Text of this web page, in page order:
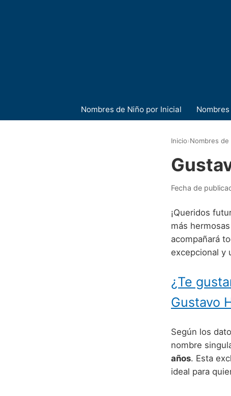
Nombres de Niño por Inicial
Inicio›Nombres de
Fecha de
¡Queridos
más
acompañará
excepcional y
¿Te
Gustavo
Según los
nombre
años. Esta
ideal para